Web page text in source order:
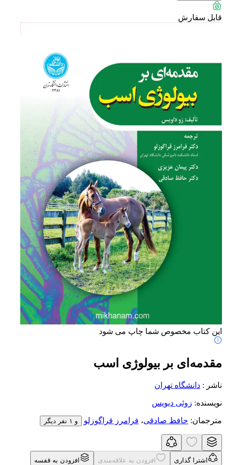
قابل سفارش
این کتاب مخصوص شما چاپ می شود
مقدمه‌ای بر بیولوژی اسب
ناشر : دانشگاه تهران
نویسنده: زوئی دیویس
مترجمان: حافظ صادقی، فرامرز قراگوزلو و ۱ نفر دیگر
اشترا گذاری افزودن به علاقه‌مندی افزودن به قفسه